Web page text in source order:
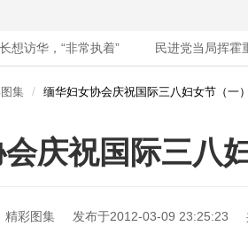
，“非常执着” 民进党当局挥霍重金
集 缅华妇女协会庆祝国际三八妇女节（一
庆祝国际三八
精彩图集 发布于2012-03-09 23:25:23